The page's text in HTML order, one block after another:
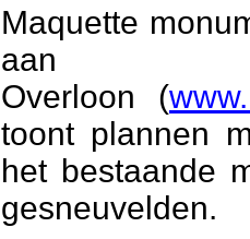
Maquette
aan
Overloon (
toont plannen
het bestaande
gesneuvelden.